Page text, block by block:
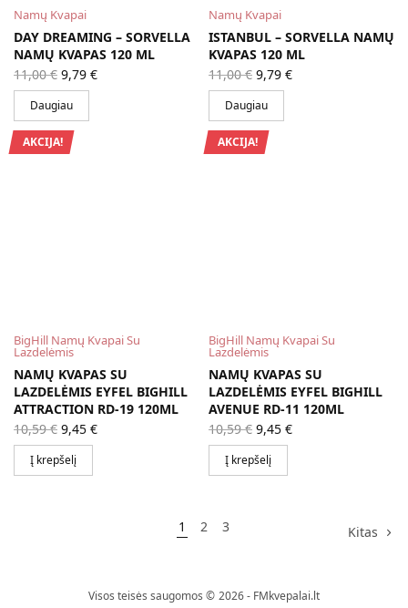
Namų Kvapai
DAY DREAMING – SORVELLA
NAMŲ KVAPAS 120 ML
11,00€ Original
price
was:
11,00 €.
9,79 €Current
Daugiau
Namų Kvapai
ISTANBUL – SORVELLA NAMŲ
KVAPAS 120 ML
11,00€ Original
price
was:
11,00 €.
9,79 €Current
Daugiau
AKCIJA!
BigHill Namų Kvapai Su
Lazdelėmis
NAMŲ KVAPAS SU
LAZDELĖMIS EYFEL BIGHILL
ATTRACTION RD-19 120ML
10,59€ Original
price
was:
10,59 €.
9,45 €Current
Į krepšelį
AKCIJA!
BigHill Namų Kvapai Su
Lazdelėmis
NAMŲ KVAPAS SU
LAZDELĖMIS EYFEL BIGHILL
AVENUE RD-11 120ML
10,59€ Original
price
was:
10,59 €.
9,45 €Current
Į krepšelį
1 2 3 Kitas
Visos teisės saugomos © 2026 - FMkvepalai.lt